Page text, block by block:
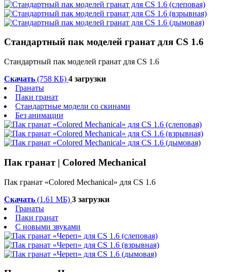
Стандартный пак моделей гранат для CS 1.6
Стандартный пак моделей гранат для CS 1.6
Скачать (758 КБ) 4 загрузки
Гранаты
Паки гранат
Стандартные модели со скинами
Без анимации
Пак гранат | Colored Mechanical
Пак гранат «Colored Mechanical» для CS 1.6
Скачать (1.61 МБ) 3 загрузки
Гранаты
Паки гранат
С новыми звуками